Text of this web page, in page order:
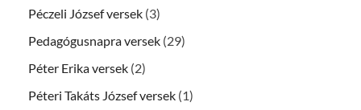
Péczeli József versek (3)
Pedagógusnapra versek (29)
Péter Erika versek (2)
Péteri Takáts József versek (1)